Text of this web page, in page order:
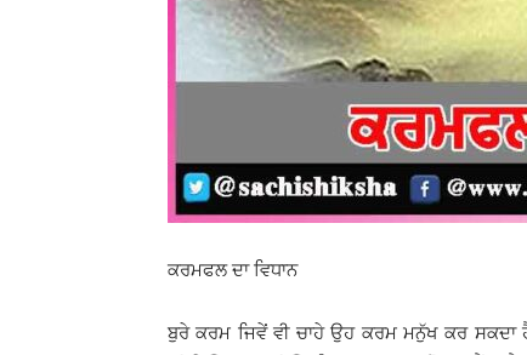
ਕਰਮਫਲ ਦਾ ਵਿਧਾਨ
ਬੁਰੇ ਕਰਮ ਜਿਵੇਂ ਵੀ ਚਾਹੇ ਉਹ ਕਰਮ ਮਨੁੱਖ ਕਰ ਸਕਦਾ